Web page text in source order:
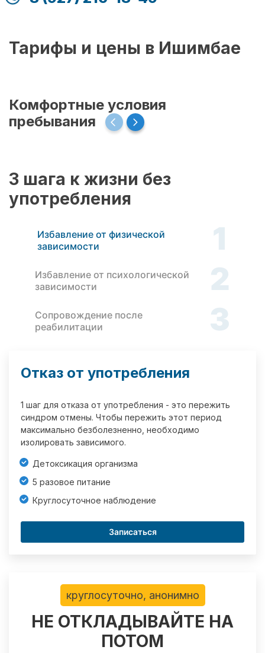
Тарифы и цены в Ишимбае
Комфортные условия
пребывания
3 шага к жизни без
употребления
Избавление от физической
зависимости
1
Избавление от психологической
зависимости
2
Сопровождение после
реабилитации
3
Отказ от употребления
1 шаг для отказа от употребления - это пережить
синдром отмены. Чтобы пережить этот период
максимально безболезненно, необходимо
изолировать зависимого.
Детоксикация организма
5 разовое питание
Круглосуточное наблюдение
Записаться
круглосуточно, анонимно
НЕ ОТКЛАДЫВАЙТЕ НА
ПОТОМ